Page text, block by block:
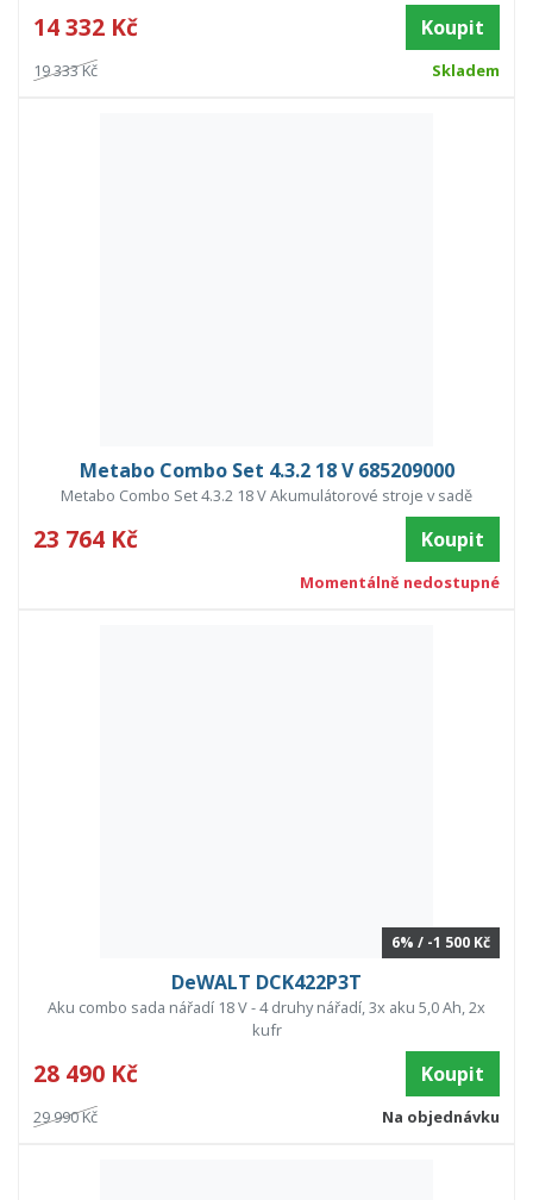
14 332 Kč Koupit
19 333 Kč Skladem
Metabo Combo Set 4.3.2 18 V 685209000
Metabo Combo Set 4.3.2 18 V Akumulátorové stroje v sadě
23 764 Kč Koupit
Momentálně nedostupné
6% / -1 500 Kč
DeWALT DCK422P3T
Aku combo sada nářadí 18 V - 4 druhy nářadí, 3x aku 5,0 Ah, 2x
kufr
28 490 Kč Koupit
29 990 Kč Na objednávku